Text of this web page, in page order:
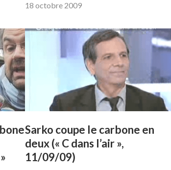
18 octobre 2009
Sarko coupe le carbone en
deux (« C dans l’air »,
11/09/09)